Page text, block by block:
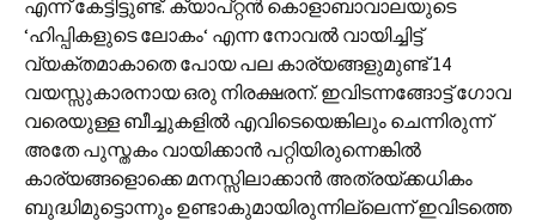
എന്ന് കേട്ടിട്ടുണ്ട്‍. ക്യാപ്റ്റന്‍ കൊളാബാവാലയുടെ
‘ഹിപ്പികളുടെ ലോകം‘ എന്ന നോവല്‍ വായിച്ചിട്ട്
വ്യക്തമാകാതെ പോയ പല കാര്യങ്ങളുമുണ്ട് 14
വയസ്സുകാരനായ ഒരു നിരക്ഷരന്. ഇവിടന്നങ്ങോട്ട് ഗോവ
വരെയുള്ള ബീച്ചുകളില്‍ എവിടെയെങ്കിലും ചെന്നിരുന്ന്
അതേ പുസ്തകം വായിക്കാന്‍ പറ്റിയിരുന്നെങ്കില്‍
കാര്യങ്ങളൊക്കെ മനസ്സിലാക്കാന്‍ അത്രയ്ക്കധികം
ബുദ്ധിമുട്ടൊന്നും ഉണ്ടാകുമായിരുന്നില്ലെന്ന് ഇവിടത്തെ